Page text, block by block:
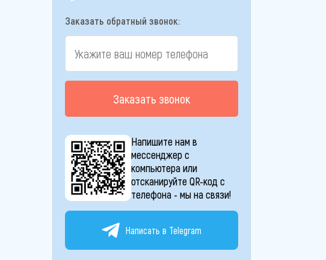
Заказать обратный звонок:
Заказать звонок
Напишите нам в
мессенджер с
компьютера или
отсканируйте QR-код с
телефона - мы на связи!
Написать в Telegram